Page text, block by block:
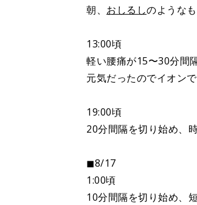
朝、 おしるしのようなも
13:00頃
軽い腰痛が15〜30分間
元気だったのでイオン
19:00頃
20分間隔を切り始め、
◼︎8/17
1:00頃
10分間隔を切り始め、